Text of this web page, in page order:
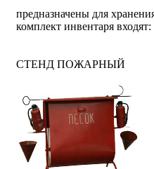
предназначены для
комплект инвентаря
СТЕНД ПОЖАРНЫЙ